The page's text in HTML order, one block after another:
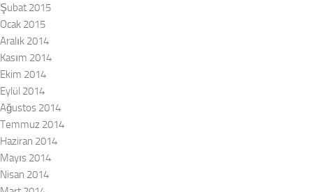
Şubat 2015
Ocak 2015
Aralık 2014
Kasım 2014
Ekim 2014
Eylül 2014
Ağustos 2014
Temmuz 2014
Haziran 2014
Mayıs 2014
Nisan 2014